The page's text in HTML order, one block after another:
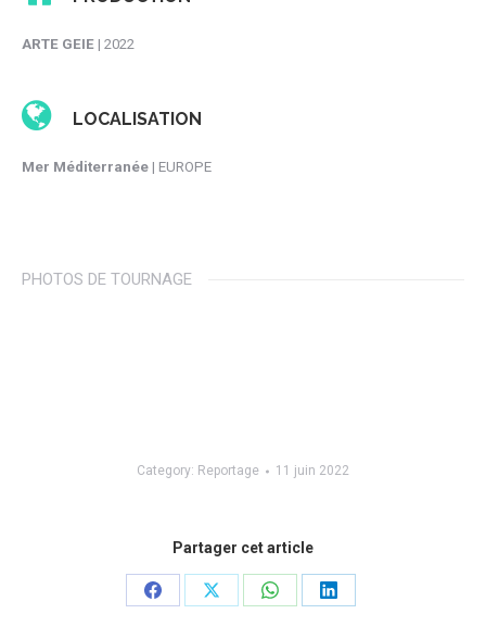
ARTE GEIE | 2022
LOCALISATION
Mer Méditerranée | EUROPE
PHOTOS DE TOURNAGE
Category: Reportage 11 juin 2022
Partager cet article
Share
Share
Share
Share